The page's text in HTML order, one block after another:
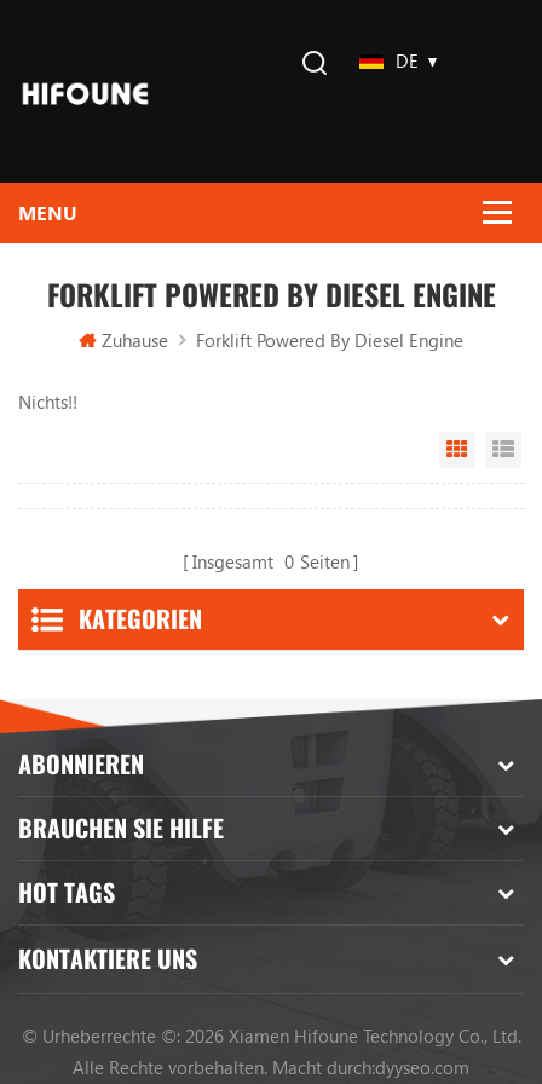
DE
FORKLIFT POWERED BY DIESEL ENGINE
Zuhause Forklift Powered By Diesel Engine
Nichts!!
Grid
Insgesamt 0 Seiten
KATEGORIEN
ABONNIEREN
BRAUCHEN SIE HILFE
HOT TAGS
KONTAKTIERE UNS
© Urheberrechte ©: 2026 Xiamen Hifoune Technology Co., Ltd.
Alle Rechte vorbehalten. Macht durch:dyyseo.com